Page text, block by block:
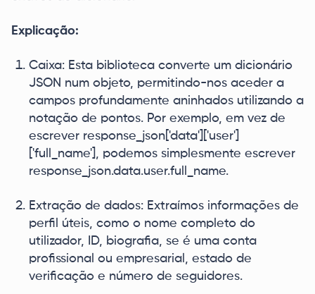
Explicação:
Caixa: Esta biblioteca converte um dicionário
JSON num objeto, permitindo-nos aceder a
campos profundamente aninhados utilizando a
notação de pontos. Por exemplo, em vez de
escrever response_json['data']['user']
['full_name'], podemos simplesmente escrever
response_json.data.user.full_name.
Extração de dados: Extraímos informações de
perfil úteis, como o nome completo do
utilizador, ID, biografia, se é uma conta
profissional ou empresarial, estado de
verificação e número de seguidores.